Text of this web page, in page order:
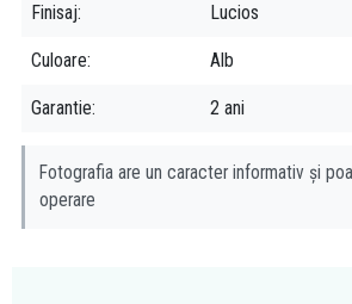
Finisaj Lucios
Culoare Alb
Garantie 2 ani
Fotografia are un caracter informativ și
operare